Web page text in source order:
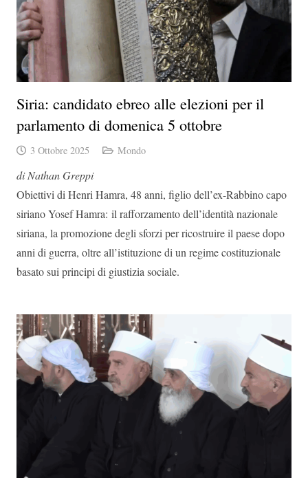
Siria: candidato ebreo alle elezioni per il
parlamento di domenica 5 ottobre
3 Ottobre 2025 Mondo
di Nathan Greppi
Obiettivi di Henri Hamra, 48 anni, figlio dell’ex-Rabbino capo
siriano Yosef Hamra: il rafforzamento dell’identità nazionale
siriana, la promozione degli sforzi per ricostruire il paese dopo
anni di guerra, oltre all’istituzione di un regime costituzionale
basato sui principi di giustizia sociale.